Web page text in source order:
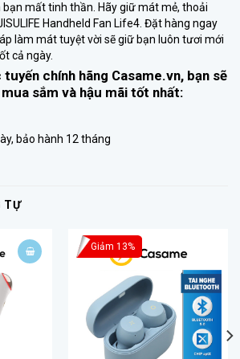
mất tinh thần. Hãy giữ mát mẻ, thoải
Handheld Fan Life4. Đặt hàng ngay
làm mát tuyệt vời sẽ giữ bạn luôn tươi mới
cả ngày.
chính hãng Casame.vn, bạn sẽ
sắm và hậu mãi tốt nhất:
bảo hành 12 tháng
TỰ
Giảm 13%